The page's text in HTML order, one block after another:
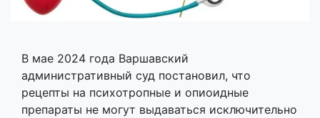
В мае 2024 года Варшавский
административный суд постановил, что
рецепты на психотропные и опиоидные
препараты не могут выдаваться исключительно